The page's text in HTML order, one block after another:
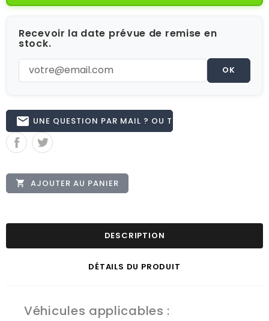
Recevoir la date prévue de remise en
stock.
OK
email UNE QUESTION PAR MAIL ? OU TÉL 02.51.62.16.59
 AJOUTER AU PANIER
DESCRIPTION
DÉTAILS DU PRODUIT
Véhicules applicables :